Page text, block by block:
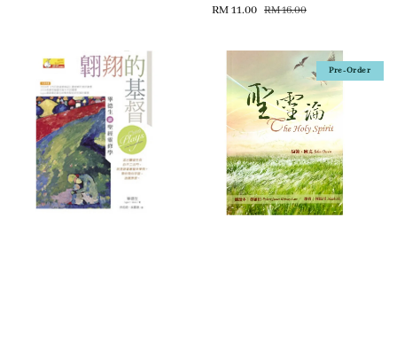
Sale
RM 11.00 Regular
RM 16.00
Pre-Order